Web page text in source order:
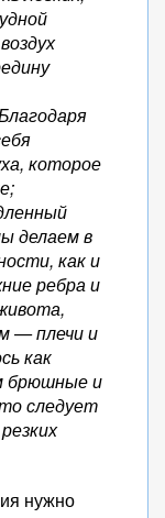
которое
делаем в
как и
ребра и
— плечи и
как
брюшные и
следует
нужно